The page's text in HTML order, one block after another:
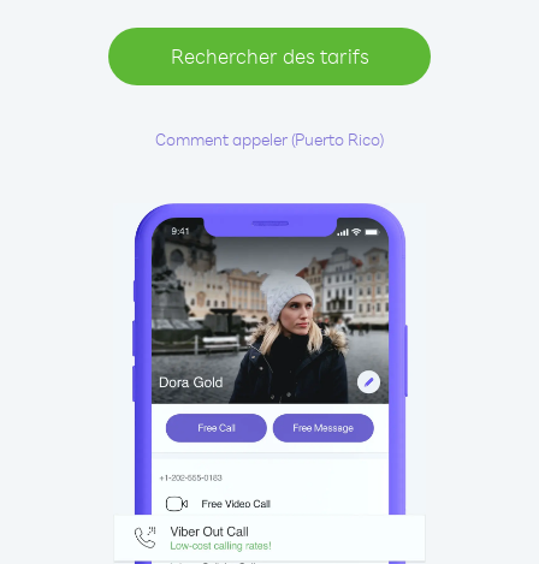
Rechercher des tarifs
Comment appeler (Puerto Rico)